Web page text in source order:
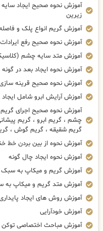
آموزش نحوه صحیح ایجاد
زیرین
آموزش گریم انواع پلک و
آموزش نحوه صحیح رفع
آموزش متد سایه چشم
آموزش نحوه ایجاد بعد در
آموزش نحوه صحیح قرینه سازی
آموزش آرایش ابرو شامل
آموزش نحوه صحیح اجرای
چشم ، گریم ابرو ، گریم
گریم شقیقه ، گریم گوش ،
آموزش نحوه از بین بردن خط
آموزش نحوه ایجاد چال گونه
آموزش گریم و میکاپ به سبک
آموزش متد گریم و میکاپ به
آموزش روش های ایجاد
آموزش خودآرایی
آموزش مباحث اختصاصی توکن